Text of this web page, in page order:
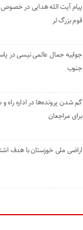
پیام آیت الله هدایی در
قوم بزرگ لر
جوابیه جمال عالمی نیسی در
جنوب
گم شدن پرونده‌ها در اداره راه
برای مراجعان
اراضی ملی خوزستان با هدف